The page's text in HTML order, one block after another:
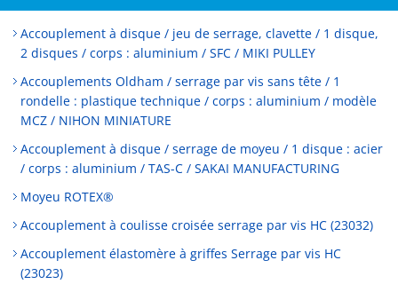
Accouplement à disque / jeu de serrage, clavette / 1 disque,
2 disques / corps : aluminium / SFC / MIKI PULLEY
Accouplements Oldham / serrage par vis sans tête / 1
rondelle : plastique technique / corps : aluminium / modèle
MCZ / NIHON MINIATURE
Accouplement à disque / serrage de moyeu / 1 disque : acier
/ corps : aluminium / TAS-C / SAKAI MANUFACTURING
Moyeu ROTEX®
Accouplement à coulisse croisée serrage par vis HC (23032)
Accouplement élastomère à griffes Serrage par vis HC
(23023)